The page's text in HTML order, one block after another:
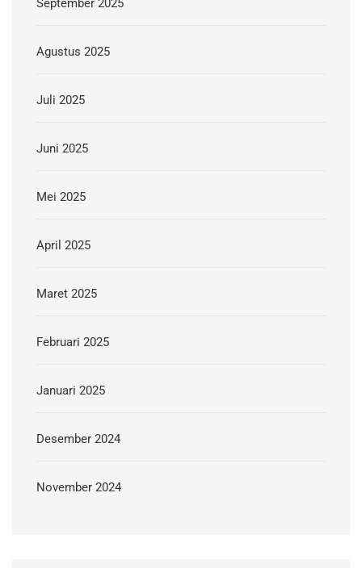
September 2025
Agustus 2025
Juli 2025
Juni 2025
Mei 2025
April 2025
Maret 2025
Februari 2025
Januari 2025
Desember 2024
November 2024